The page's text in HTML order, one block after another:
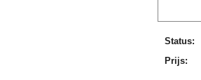
Status:
Prijs: